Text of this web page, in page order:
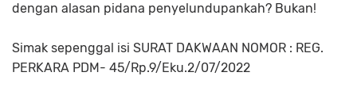
dengan alasan pidana penyelundupankah? Bukan!
Simak sepenggal isi SURAT DAKWAAN NOMOR : REG.
PERKARA PDM- 45/Rp.9/Eku.2/07/2022